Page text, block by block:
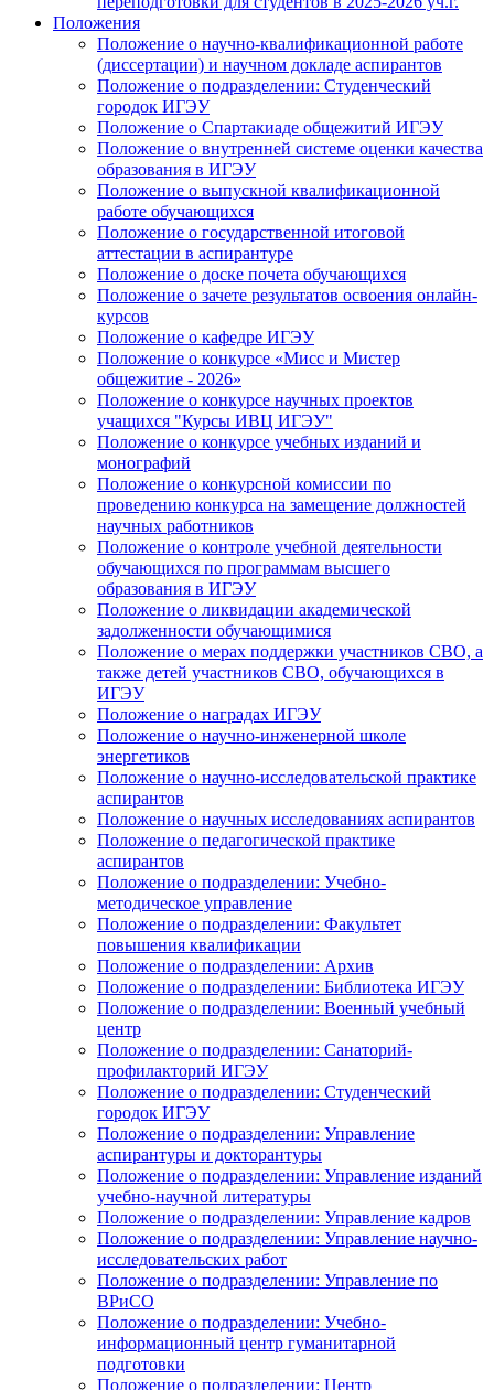
Положения
Положение о научно-квалификационной работе
(диссертации) и научном докладе аспирантов
Положение о подразделении: Студенческий
городок ИГЭУ
Положение о Спартакиаде общежитий ИГЭУ
Положение о внутренней системе оценки качества
образования в ИГЭУ
Положение о выпускной квалификационной
работе обучающихся
Положение о государственной итоговой
аттестации в аспирантуре
Положение о доске почета обучающихся
Положение о зачете результатов освоения онлайн-
курсов
Положение о кафедре ИГЭУ
Положение о конкурсе «Мисс и Мистер
общежитие - 2026»
Положение о конкурсе научных проектов
учащихся "Курсы ИВЦ ИГЭУ"
Положение о конкурсе учебных изданий и
монографий
Положение о конкурсной комиссии по
проведению конкурса на замещение должностей
научных работников
Положение о контроле учебной деятельности
обучающихся по программам высшего
образования в ИГЭУ
Положение о ликвидации академической
задолженности обучающимися
Положение о мерах поддержки участников СВО, а
также детей участников СВО, обучающихся в
ИГЭУ
Положение о наградах ИГЭУ
Положение о научно-инженерной школе
энергетиков
Положение о научно-исследовательской практике
аспирантов
Положение о научных исследованиях аспирантов
Положение о педагогической практике
аспирантов
Положение о подразделении: Учебно-
методическое управление
Положение о подразделении: Факультет
повышения квалификации
Положение о подразделении: Архив
Положение о подразделении: Библиотека ИГЭУ
Положение о подразделении: Военный учебный
центр
Положение о подразделении: Санаторий-
профилакторий ИГЭУ
Положение о подразделении: Студенческий
городок ИГЭУ
Положение о подразделении: Управление
аспирантуры и докторантуры
Положение о подразделении: Управление изданий
учебно-научной литературы
Положение о подразделении: Управление кадров
Положение о подразделении: Управление научно-
исследовательских работ
Положение о подразделении: Управление по
ВРиСО
Положение о подразделении: Учебно-
информационный центр гуманитарной
подготовки
Положение о подразделении: Центр